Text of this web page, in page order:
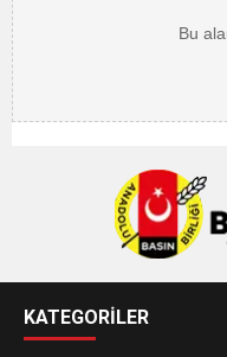
KATEGORİLER